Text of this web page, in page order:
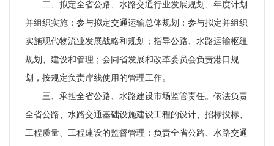
二、拟定全省公路、水路交通行业发展规划、年度计划
并组织实施；参与拟定交通运输总体规划；参与拟定并组织
实施现代物流业发展战略和规划；指导公路、水路运输枢纽
规划、建设和管理；会同省发展和改革委员会负责港口规
划，按规定负责岸线使用的管理工作。
三、承担全省公路、水路建设市场监管责任。依法负责
全省公路、水路交通基础设施建设工程的设计、招标投标、
工程质量、工程建设的监督管理；负责全省公路、水路交通